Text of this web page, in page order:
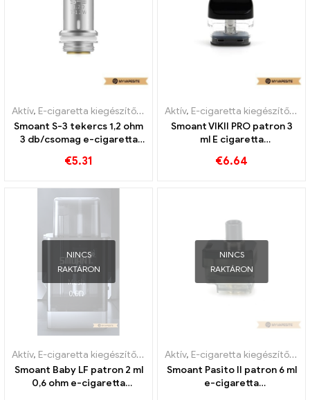
Aktív, E-cigaretta kiegészítők ,
Párologtató
Smoant S-3 tekercs 1,2 ohm
3 db/csomag e-cigaretta
€5.31
Aktív, E-cigaretta kiegészítők ,
Smoant VIKII PRO patron 3
ml E cigaretta
€6.64
NINCS
RAKTÁRON
Aktív, E-cigaretta kiegészítők ,
Párologtató
Smoant Baby LF patron 2 ml
0,6 ohm e-cigaretta
NINCS
RAKTÁRON
Aktív, E-cigaretta kiegészítők ,
Smoant Pasito II patron 6 ml
e-cigaretta